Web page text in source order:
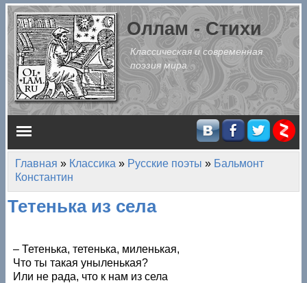
Перейти к основному содержанию
Оллам - Стихи
Классическая и современная
поэзия мира
Главное меню
Вы здесь
Главная » Классика » Русские поэты » Бальмонт
Константин
Тетенька из села
– Тетенька, тетенька, миленькая,
Что ты такая уныленькая?
Или не рада, что к нам из села